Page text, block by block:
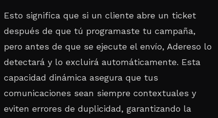
Esto significa que si un cliente abre un ticket
después de que tú programaste tu campaña,
pero antes de que se ejecute el envío, Adereso lo
detectará y lo excluirá automáticamente. Esta
capacidad dinámica asegura que tus
comunicaciones sean siempre contextuales y
eviten errores de duplicidad, garantizando la